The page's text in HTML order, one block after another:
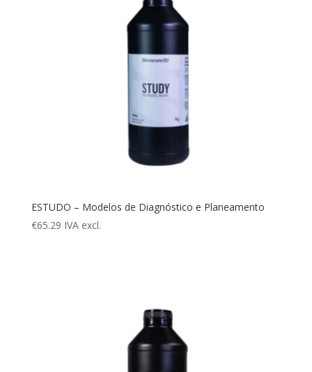
ESTUDO – Modelos de Diagnóstico e Planeamento
€65.29 IVA excl.